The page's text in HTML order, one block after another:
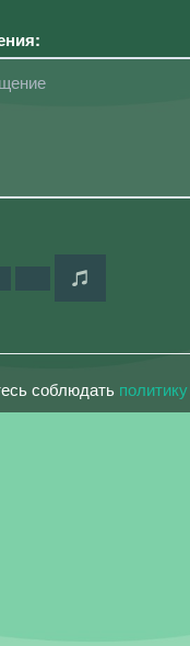
соблюдать